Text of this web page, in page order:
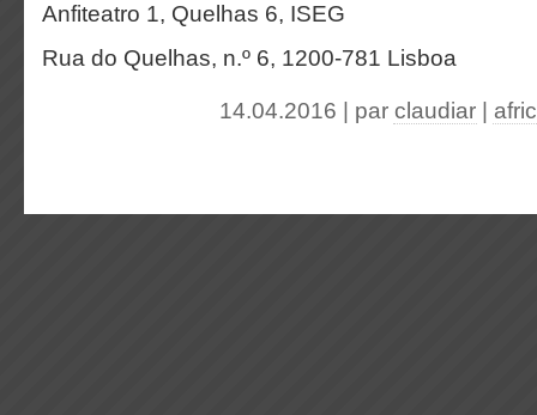
Anfiteatro 1, Quelhas 6, ISEG
Rua do Quelhas, n.º 6, 1200-781 Lisboa
14.04.2016 | par claudiar